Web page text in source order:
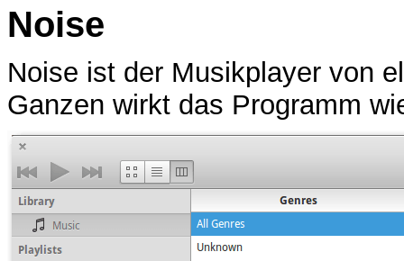
Noise
Noise ist der Musikplayer von
Ganzen wirkt das Programm